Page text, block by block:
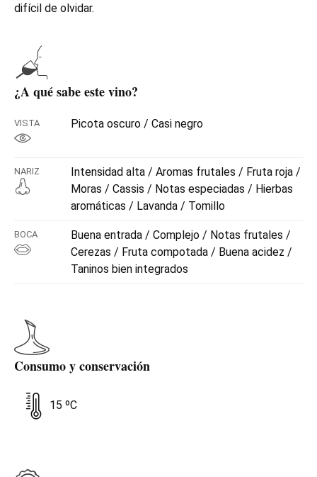
difícil de olvidar.
¿A qué sabe este vino?
VISTA Picota oscuro / Casi negro
NARIZ
Intensidad alta / Aromas frutales / Fruta roja /
Moras / Cassis / Notas especiadas / Hierbas
aromáticas / Lavanda / Tomillo
BOCA
Buena entrada / Complejo / Notas frutales /
Cerezas / Fruta compotada / Buena acidez /
Taninos bien integrados
Consumo y conservación
15 ºC